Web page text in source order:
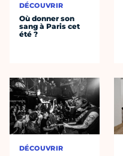
DÉCOUVRIR
Où donner son
sang à Paris cet
été ?
DÉCOUVRIR